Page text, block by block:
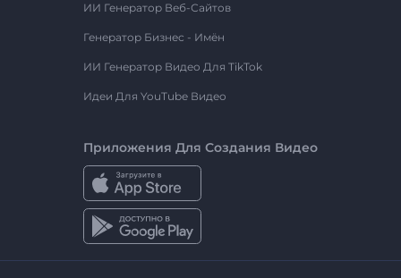
ИИ Генератор Веб-Сайтов
Генератор Бизнес - Имён
ИИ Генератор Видео Для TikTok
Идеи Для YouTube Видео
Приложения Для Создания Видео